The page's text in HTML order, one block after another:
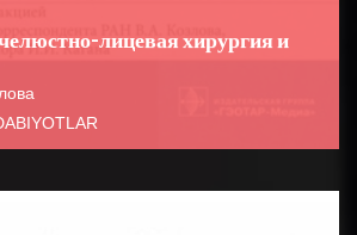
лицевая хирургия и